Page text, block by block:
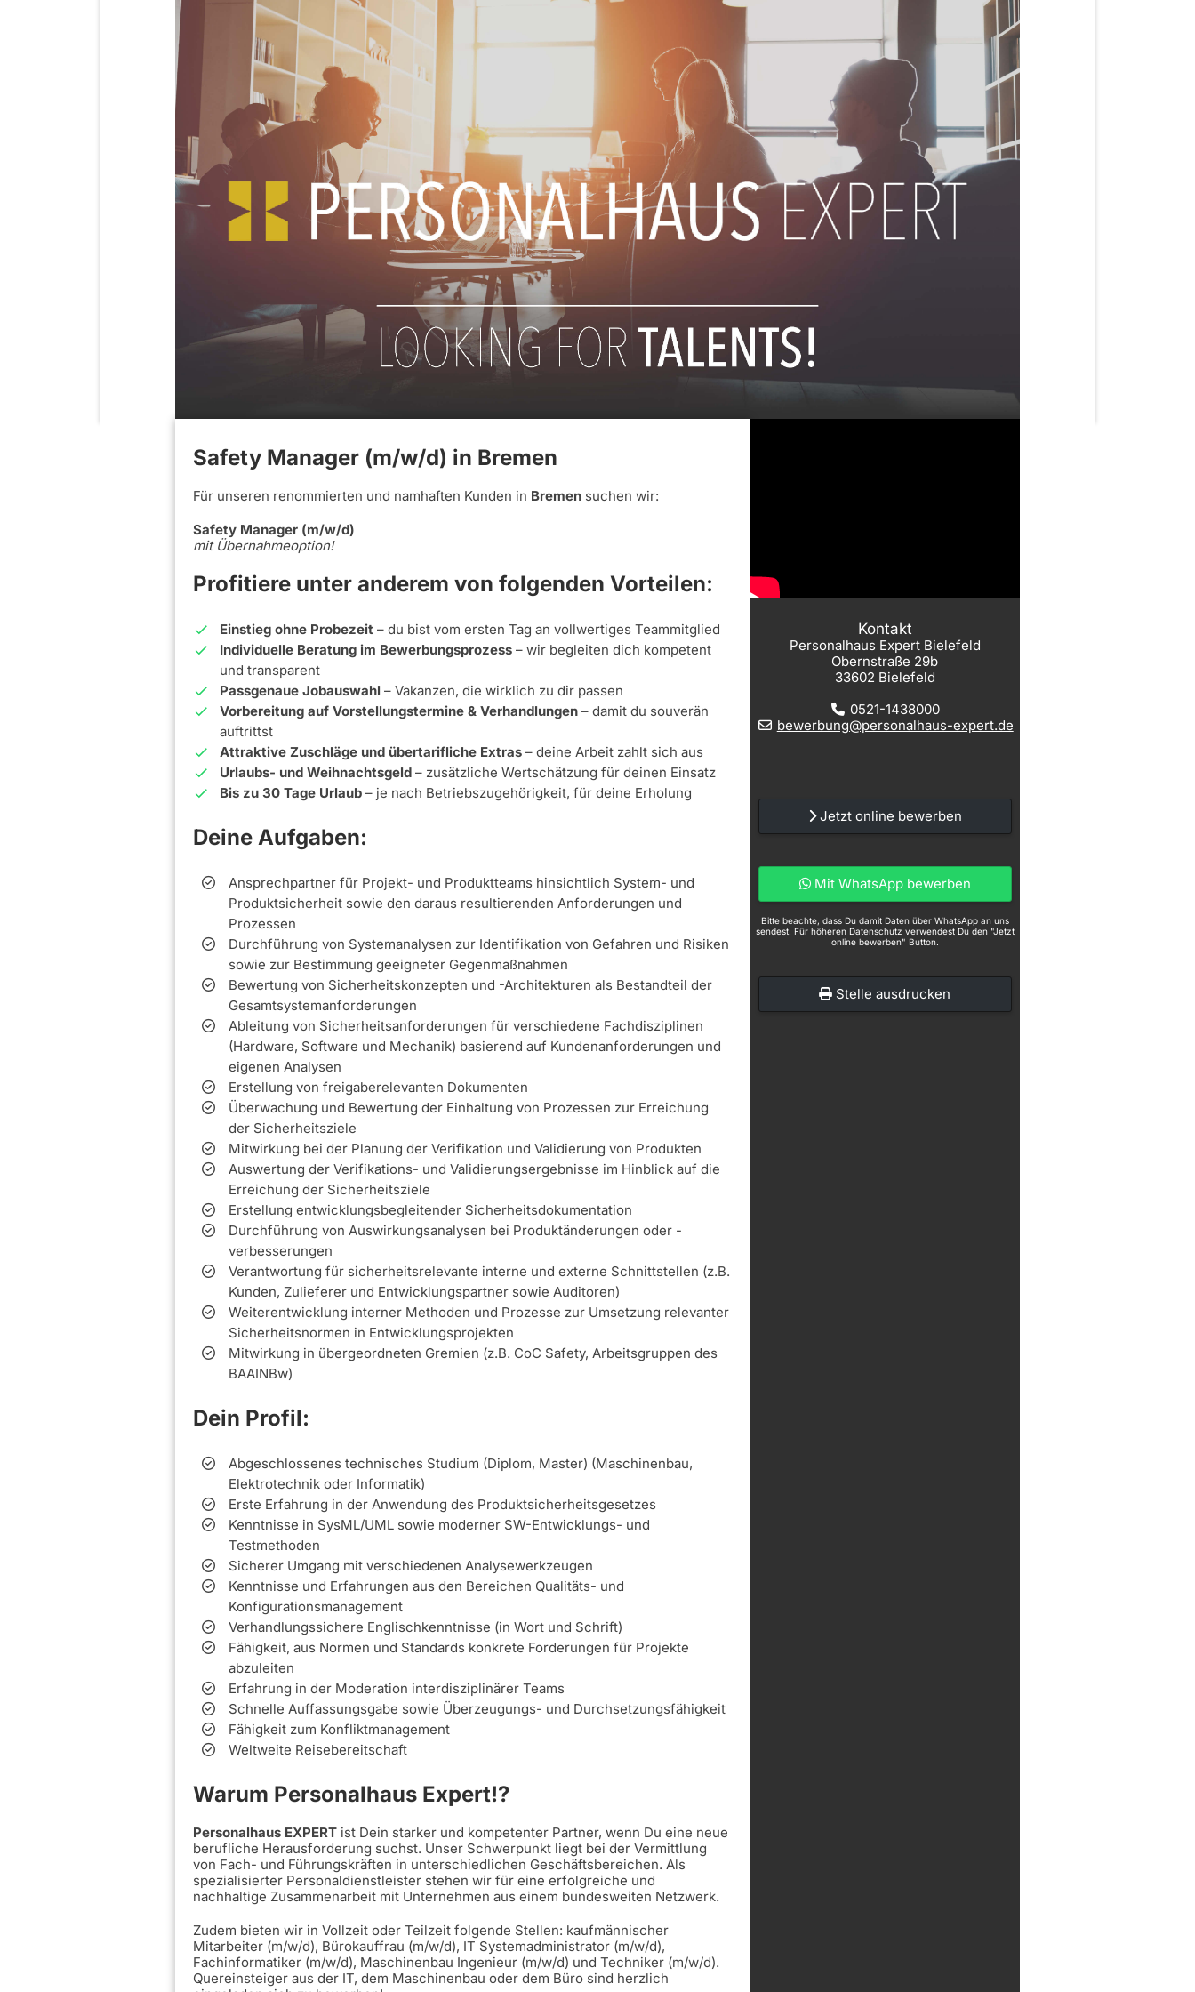
Safety Manager (m/w/d) in Bremen
Für unseren renommierten und namhaften Kunden in Bremen suchen wir:
Safety Manager (m/w/d)
mit Übernahmeoption!
Profitiere unter anderem von folgenden Vorteilen:
Einstieg ohne Probezeit – du bist vom ersten Tag an vollwertiges Teammitglied
Individuelle Beratung im Bewerbungsprozess – wir begleiten dich kompetent
und transparent
Passgenaue Jobauswahl – Vakanzen, die wirklich zu dir passen
Vorbereitung auf Vorstellungstermine & Verhandlungen – damit du souverän
auftrittst
Attraktive Zuschläge und übertarifliche Extras – deine Arbeit zahlt sich aus
Urlaubs- und Weihnachtsgeld – zusätzliche Wertschätzung für deinen Einsatz
Bis zu 30 Tage Urlaub – je nach Betriebszugehörigkeit, für deine Erholung
Deine Aufgaben:
Ansprechpartner für Projekt- und Produktteams hinsichtlich System- und
Produktsicherheit sowie den daraus resultierenden Anforderungen und
Prozessen
Durchführung von Systemanalysen zur Identifikation von Gefahren und Risiken
sowie zur Bestimmung geeigneter Gegenmaßnahmen
Bewertung von Sicherheitskonzepten und -Architekturen als Bestandteil der
Gesamtsystemanforderungen
Ableitung von Sicherheitsanforderungen für verschiedene Fachdisziplinen
(Hardware, Software und Mechanik) basierend auf Kundenanforderungen und
eigenen Analysen
Erstellung von freigaberelevanten Dokumenten
Überwachung und Bewertung der Einhaltung von Prozessen zur Erreichung
der Sicherheitsziele
Mitwirkung bei der Planung der Verifikation und Validierung von Produkten
Auswertung der Verifikations- und Validierungsergebnisse im Hinblick auf die
Erreichung der Sicherheitsziele
Erstellung entwicklungsbegleitender Sicherheitsdokumentation
Durchführung von Auswirkungsanalysen bei Produktänderungen oder -
verbesserungen
Verantwortung für sicherheitsrelevante interne und externe Schnittstellen (z.B.
Kunden, Zulieferer und Entwicklungspartner sowie Auditoren)
Weiterentwicklung interner Methoden und Prozesse zur Umsetzung relevanter
Sicherheitsnormen in Entwicklungsprojekten
Mitwirkung in übergeordneten Gremien (z.B. CoC Safety, Arbeitsgruppen des
BAAINBw)
Dein Profil:
Abgeschlossenes technisches Studium (Diplom, Master) (Maschinenbau,
Elektrotechnik oder Informatik)
Erste Erfahrung in der Anwendung des Produktsicherheitsgesetzes
Kenntnisse in SysML/UML sowie moderner SW-Entwicklungs- und
Testmethoden
Sicherer Umgang mit verschiedenen Analysewerkzeugen
Kenntnisse und Erfahrungen aus den Bereichen Qualitäts- und
Konfigurationsmanagement
Verhandlungssichere Englischkenntnisse (in Wort und Schrift)
Fähigkeit, aus Normen und Standards konkrete Forderungen für Projekte
abzuleiten
Erfahrung in der Moderation interdisziplinärer Teams
Schnelle Auffassungsgabe sowie Überzeugungs- und Durchsetzungsfähigkeit
Fähigkeit zum Konfliktmanagement
Weltweite Reisebereitschaft
Warum Personalhaus Expert!?
Personalhaus EXPERT ist Dein starker und kompetenter Partner, wenn Du eine neue
berufliche Herausforderung suchst. Unser Schwerpunkt liegt bei der Vermittlung
von Fach- und Führungskräften in unterschiedlichen Geschäftsbereichen. Als
spezialisierter Personaldienstleister stehen wir für eine erfolgreiche und
nachhaltige Zusammenarbeit mit Unternehmen aus einem bundesweiten Netzwerk.
Zudem bieten wir in Vollzeit oder Teilzeit folgende Stellen: kaufmännischer
Mitarbeiter (m/w/d), Bürokauffrau (m/w/d), IT Systemadministrator (m/w/d),
Fachinformatiker (m/w/d), Maschinenbau Ingenieur (m/w/d) und Techniker (m/w/d).
Quereinsteiger aus der IT, dem Maschinenbau oder dem Büro sind herzlich
Kontakt
Personalhaus Expert Bielefeld
Obernstraße 29b
33602 Bielefeld
0521-1438000
bewerbung@personalhaus-expert.de
Jetzt online bewerben
Mit WhatsApp bewerben
Bitte beachte, dass Du damit Daten über WhatsApp an uns
sendest. Für höheren Datenschutz verwendest Du den "Jetzt
online bewerben" Button.
Stelle ausdrucken